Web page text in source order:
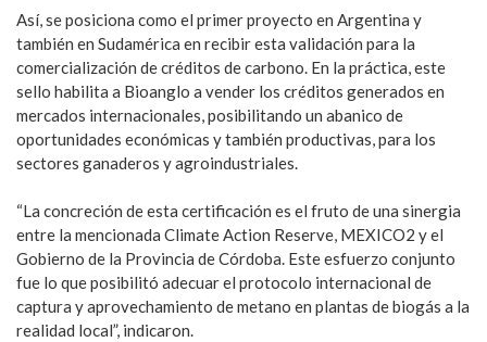
Así, se posiciona como el primer proyecto en Argentina y
también en Sudamérica en recibir esta validación para la
comercialización de créditos de carbono. En la práctica, este
sello habilita a Bioanglo a vender los créditos generados en
mercados internacionales, posibilitando un abanico de
oportunidades económicas y también productivas, para los
sectores ganaderos y agroindustriales.
“La concreción de esta certificación es el fruto de una sinergia
entre la mencionada Climate Action Reserve, MEXICO2 y el
Gobierno de la Provincia de Córdoba. Este esfuerzo conjunto
fue lo que posibilitó adecuar el protocolo internacional de
captura y aprovechamiento de metano en plantas de biogás a la
realidad local”, indicaron.